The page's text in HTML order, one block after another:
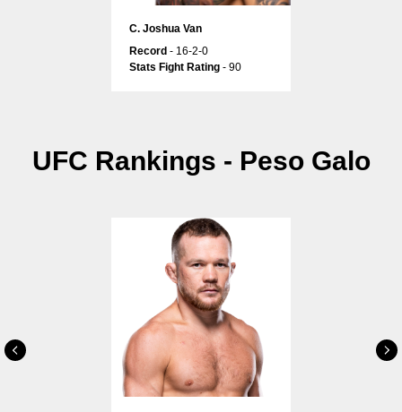
С. Joshua Van
Record - 16-2-0
Stats Fight Rating - 90
UFC Rankings - Peso Galo